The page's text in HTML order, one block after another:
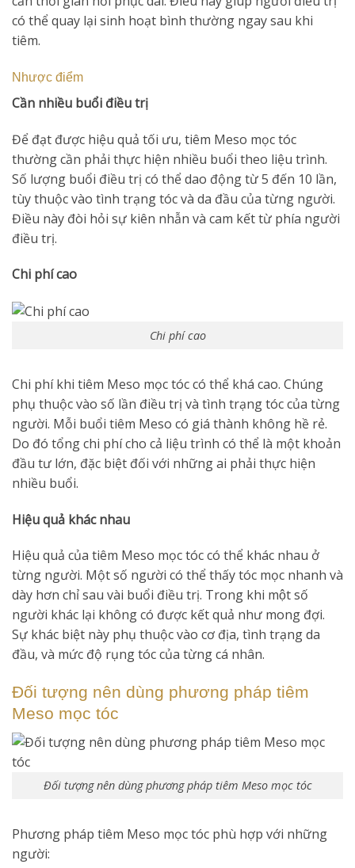
có thể quay lại sinh hoạt bình thường ngay sau khi
tiêm.
Nhược điểm
Cần nhiều buổi điều trị
Để đạt được hiệu quả tối ưu, tiêm Meso mọc tóc
thường cần phải thực hiện nhiều buổi theo liệu trình.
Số lượng buổi điều trị có thể dao động từ 5 đến 10 lần,
tùy thuộc vào tình trạng tóc và da đầu của từng người.
Điều này đòi hỏi sự kiên nhẫn và cam kết từ phía người
điều trị.
Chi phí cao
Chi phí cao
Chi phí khi tiêm Meso mọc tóc có thể khá cao. Chúng
phụ thuộc vào số lần điều trị và tình trạng tóc của từng
người. Mỗi buổi tiêm Meso có giá thành không hề rẻ.
Do đó tổng chi phí cho cả liệu trình có thể là một khoản
đầu tư lớn, đặc biệt đối với những ai phải thực hiện
nhiều buổi.
Hiệu quả khác nhau
Hiệu quả của tiêm Meso mọc tóc có thể khác nhau ở
từng người. Một số người có thể thấy tóc mọc nhanh và
dày hơn chỉ sau vài buổi điều trị. Trong khi một số
người khác lại không có được kết quả như mong đợi.
Sự khác biệt này phụ thuộc vào cơ địa, tình trạng da
đầu, và mức độ rụng tóc của từng cá nhân.
Đối tượng nên dùng phương pháp tiêm
Meso mọc tóc
Đối tượng nên dùng phương pháp tiêm Meso mọc tóc
Phương pháp tiêm Meso mọc tóc phù hợp với những
người: